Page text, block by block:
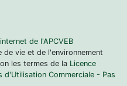
de l'APCVEB
vie et de l'environnement
les termes de la Licence
Commerciale - Pas